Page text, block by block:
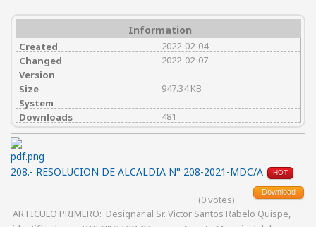
Information
Created
2022-02-04
Changed
2022-02-07
Version
Size
947.34 KB
System
Downloads
481
208.- RESOLUCION DE ALCALDIA N° 208-2021-MDC/A HOT
Download
(0 votes)
ARTICULO PRIMERO: Designar al Sr. Victor Santos Rabelo Quispe,